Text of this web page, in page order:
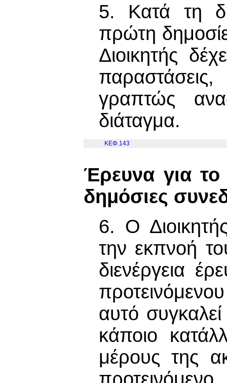
5. Κατά τη
πρώτη
Διοικητής
γραπτώς
διάταγμα.
ΚΕΦ.143
Έρευνα για το
δημόσιες
6. Ο
την εκπνοή
διενέργεια
αυτό
κάποιο
μέρους της